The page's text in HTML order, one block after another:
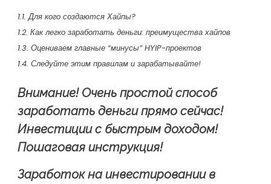
1.1. Для кого создаются Хайпы?
1.2. Как легко заработать деньги: преимущества хайпов
1.3. Оцениваем главные “минусы” HYIP-проектов
1.4. Следуйте этим правилам и зарабатывайте!
Внимание! Очень простой способ
заработать деньги прямо сейчас!
Инвестиции с быстрым доходом!
Пошаговая инструкция!
Заработок на инвестировании в